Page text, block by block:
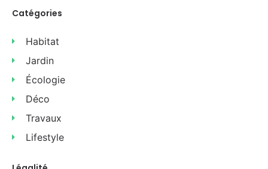
Catégories
Habitat
Jardin
Écologie
Déco
Travaux
Lifestyle